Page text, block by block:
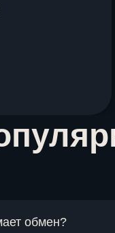
обмен?